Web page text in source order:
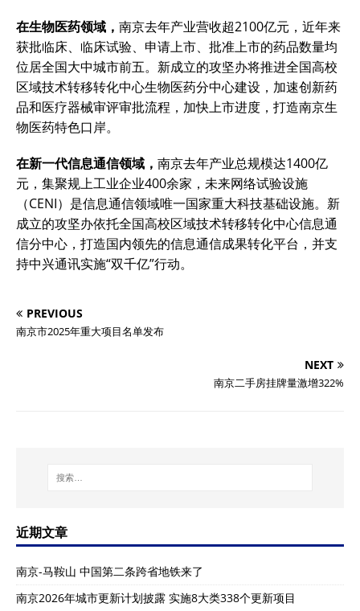
在生物医药领域， 南京去年产业营收超2100亿元，近年来
获批临床、临床试验、申请上市、批准上市的药品数量均
位居全国大中城市前五。新成立的攻坚办将推进全国高校
区域技术转移转化中心生物医药分中心建设，加速创新药
品和医疗器械审评审批流程，加快上市进度，打造南京生
物医药特色口岸。
在新一代信息通信领域， 南京去年产业总规模达1400亿
元，集聚规上工业企业400余家，未来网络试验设施
（CENI）是信息通信领域唯一国家重大科技基础设施。新
成立的攻坚办依托全国高校区域技术转移转化中心信息通
信分中心，打造国内领先的信息通信成果转化平台，并支
持中兴通讯实施“双千亿”行动。
PREVIOUS
南京市2025年重大项目名单发布
NEXT
南京二手房挂牌量激增322%
近期文章
南京-马鞍山 中国第二条跨省地铁来了
南京2026年城市更新计划披露 实施8大类338个更新项目